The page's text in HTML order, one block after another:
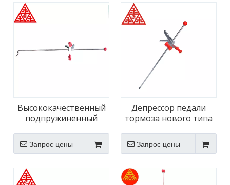
Высококачественный
подпружиненный
депрессор педали
тормоза
Запрос цены
Депрессор педали
тормоза нового типа
грузовых автомобилей
Запрос цены